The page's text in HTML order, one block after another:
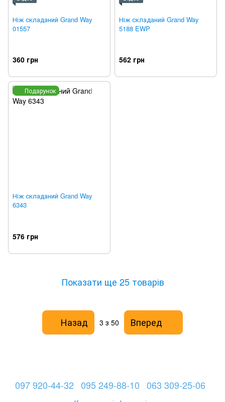
Ніж складаний Grand Way
01557
360 грн
Ніж складаний Grand Way
5188 EWP
562 грн
Подарунок
Ніж складаний Grand Way
6343
576 грн
Показати ще 25 товарів
Назад 3 з 50 Вперед
097 920-44-32 095 249-88-10 063 309-25-06